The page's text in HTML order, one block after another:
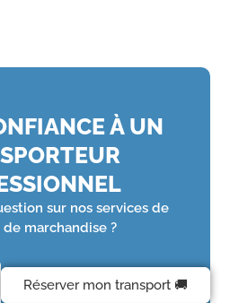
À UN
sur nos services de
marchandise ?
Réserver mon transport 🚚